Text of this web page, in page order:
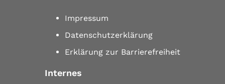
Impressum
Datenschutzerklärung
Erklärung zur Barrierefreiheit
Internes